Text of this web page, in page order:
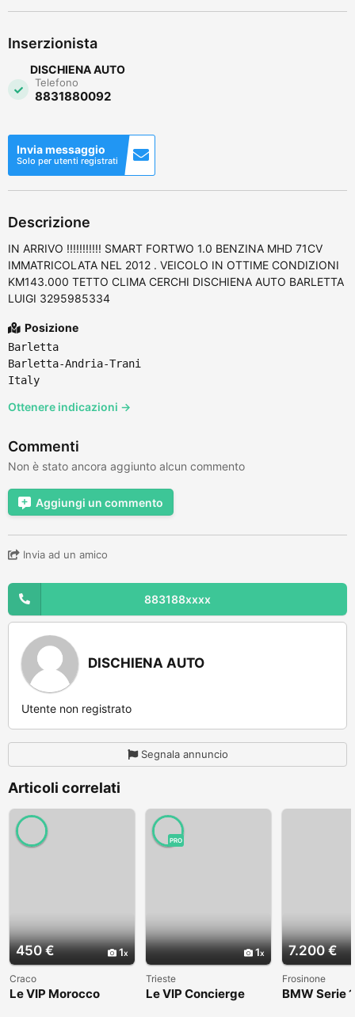
Inserzionista
DISCHIENA AUTO
Telefono
8831880092
Invia messaggio
Solo per utenti registrati
Descrizione
IN ARRIVO !!!!!!!!!!! SMART FORTWO 1.0 BENZINA MHD 71CV
IMMATRICOLATA NEL 2012 . VEICOLO IN OTTIME CONDIZIONI
KM143.000 TETTO CLIMA CERCHI DISCHIENA AUTO BARLETTA
LUIGI 3295985334
Posizione
Barletta
Barletta-Andria-Trani
Italy
Ottenere indicazioni →
Commenti
Non è stato ancora aggiunto alcun commento
Aggiungi un commento
Invia ad un amico
883188xxxx
DISCHIENA AUTO
Utente non registrato
Segnala annuncio
Articoli correlati
450 € 1
Craco
Le VIP Morocco
1
PRO
Trieste
Le VIP Concierge
7.200 €
Frosinone
BMW Serie